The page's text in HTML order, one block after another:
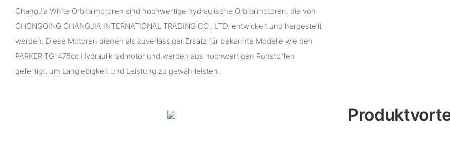
ChangJia White Orbitalmotoren sind hochwertige hydraulische Orbitalmotoren, die von
CHONGQING CHANGJIA INTERNATIONAL TRADING CO., LTD. entwickelt und hergestellt
werden. Diese Motoren dienen als zuverlässiger Ersatz für bekannte Modelle wie den
PARKER TG-475cc Hydraulikradmotor und werden aus hochwertigen Rohstoffen
gefertigt, um Langlebigkeit und Leistung zu gewährleisten.